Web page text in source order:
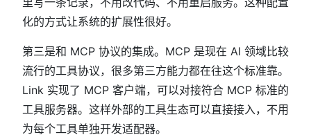
化的方式让系统的扩展性很好。
第三是和 MCP 协议的集成。MCP 是现在 AI 领域比较
流行的工具协议，很多第三方能力都在往这个标准靠。
Link 实现了 MCP 客户端，可以对接符合 MCP 标准的
工具服务器。这样外部的工具生态可以直接接入，不用
为每个工具单独开发适配器。